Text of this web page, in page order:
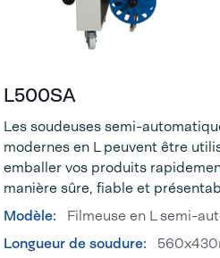
L500SA
Les soudeuses semi-
modernes en L peuvent être
emballer vos produits
manière sûre, fiable et
Modèle:
Filmeuse en L semi-
Longueur de soudure: